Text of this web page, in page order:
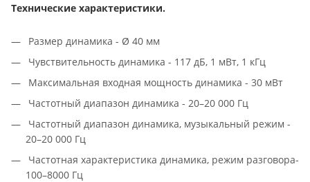
Технические характеристики.
Размер динамика - Ø 40 мм
Чувствительность динамика - 117 дБ, 1 мВт, 1 кГц
Максимальная входная мощность динамика - 30 мВт
Частотный диапазон динамика - 20–20 000 Гц
Частотный диапазон динамика, музыкальный режим -
20–20 000 Гц
Частотная характеристика динамика, режим разговора-
100–8000 Гц